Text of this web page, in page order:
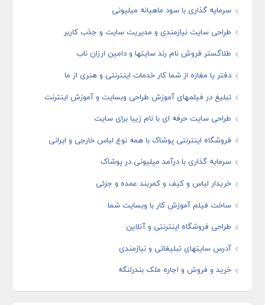
سرمایه گذاری با سود ماهیانه میلیونی
طراحی سایت نیازمندی و مدیریت سایت و جذب کاربر
طلاگستر فروش نام رند سایتها و دامین ارزان ناب
دفتر یا مغازه از شما کار خدمات اینترنتی و هنری از ما
تبلیغ در فیلمهای آموزش طراحی وبسایت و آموزش اینترنت
طراحی سایت حرفه ای با نام زیبا برای سایت
فروشگاه اینترنتی پوشاک با همه نوع لباس خارجی و ایرانی
سرمایه گذاری با درآمد میلیونی در پوشاک
خریدار لباس و کیف و کمربند عمده و جزئی
ساخت فیلم آموزش کار با وبسایت شما
طراحی فروشگاه اینترنتی و آنلاین
آدرس سایتهای تبلیغاتی و نیازمندی
خرید و فروش و اجاره ملک بندرلنگه